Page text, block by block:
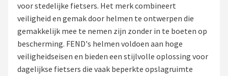
Fietsroutes
Kinderfietsen
Stadsfietsen
voor stedelijke fietsers. Het merk combineert
veiligheid en gemak door helmen te ontwerpen die
gemakkelijk mee te nemen zijn zonder in te boeten op
bescherming. FEND's helmen voldoen aan hoge
veiligheidseisen en bieden een stijlvolle oplossing voor
dagelijkse fietsers die vaak beperkte opslagruimte